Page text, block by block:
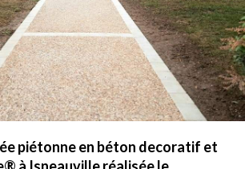
piétonne en béton decoratif et